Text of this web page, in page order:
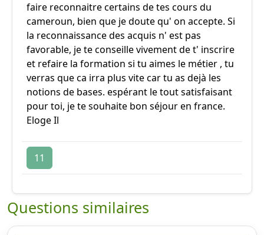
faire reconnaitre certains de tes cours du
cameroun, bien que je doute qu' on accepte. Si
la reconnaissance des acquis n' est pas
favorable, je te conseille vivement de t' inscrire
et refaire la formation si tu aimes le métier , tu
verras que ca irra plus vite car tu as dejà les
notions de bases. espérant le tout satisfaisant
pour toi, je te souhaite bon séjour en france.
Eloge Il
11
Questions similaires